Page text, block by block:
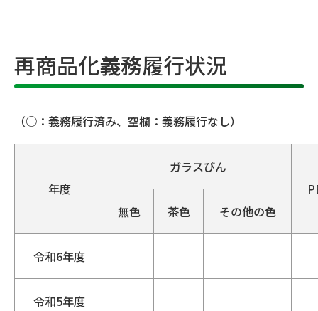
再商品化義務履行状況
（○：義務履行済み、空欄：義務履行なし）
年度
ガラスびん
無色
茶色 その他の色
令和6年度
令和5年度